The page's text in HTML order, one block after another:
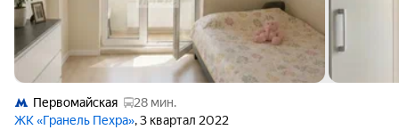
Первомайская
28 мин.
ЖК «Гранель Пехра», 3 квартал 2022